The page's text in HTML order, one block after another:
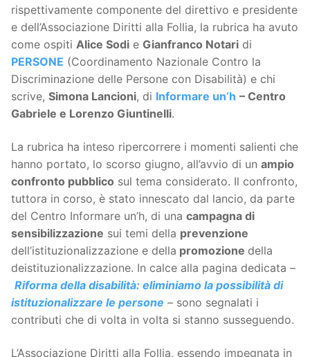
rispettivamente componente del direttivo e presidente
e dell’Associazione Diritti alla Follia, la rubrica ha avuto
come ospiti Alice Sodi e Gianfranco Notari di
PERSONE (Coordinamento Nazionale Contro la
Discriminazione delle Persone con Disabilità) e chi
scrive, Simona Lancioni, di Informare un’h – Centro
Gabriele e Lorenzo Giuntinelli.
La rubrica ha inteso ripercorrere i momenti salienti che
hanno portato, lo scorso giugno, all’avvio di un ampio
confronto pubblico sul tema considerato. Il confronto,
tuttora in corso, è stato innescato dal lancio, da parte
del Centro Informare un’h, di una campagna di
sensibilizzazione sui temi della prevenzione
dell’istituzionalizzazione e della promozione della
deistituzionalizzazione. In calce alla pagina dedicata –
Riforma della disabilità: eliminiamo la possibilità di
istituzionalizzare le persone – sono segnalati i
contributi che di volta in volta si stanno susseguendo.
L’Associazione Diritti alla Follia, essendo impegnata in